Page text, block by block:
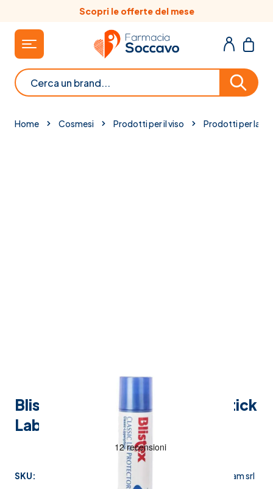
Salta al contenutoScopri le offerte del mese
Cerca
Home Cosmesi Prodotti per il viso Prodotti per
Blistex Classic Lip Protector Stick
Labbra Secche 4,25 g
SKU:
consulteam srl